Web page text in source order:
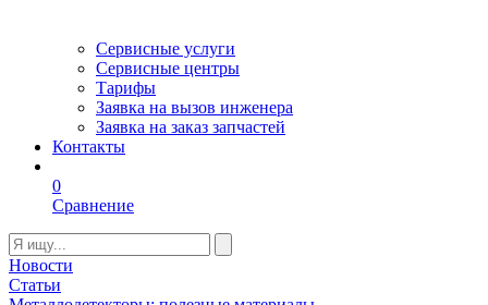
Сервисные услуги
Сервисные центры
Тарифы
Заявка на вызов инженера
Заявка на заказ запчастей
Контакты
0
Сравнение
Новости
Статьи